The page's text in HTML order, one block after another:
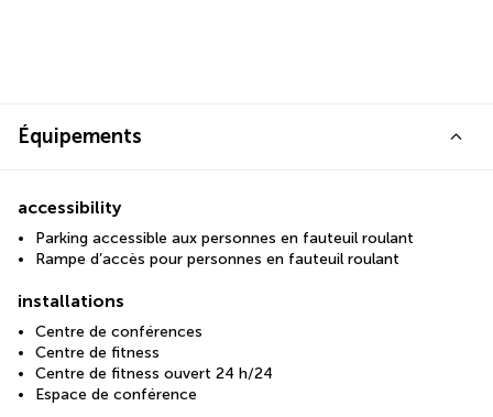
Équipements
accessibility
Parking accessible aux personnes en fauteuil roulant
Rampe d’accès pour personnes en fauteuil roulant
installations
Centre de conférences
Centre de fitness
Centre de fitness ouvert 24 h/24
Espace de conférence